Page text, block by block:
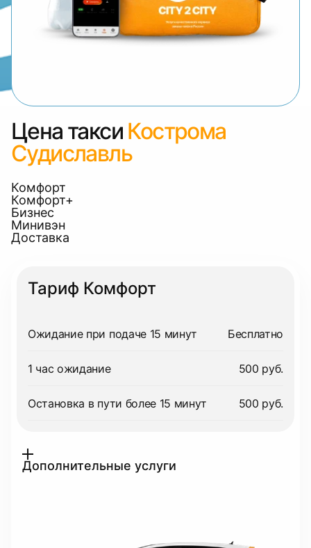
Цена такси Кострома
Судиславль
Комфорт
Комфорт+
Бизнес
Минивэн
Доставка
Тариф Комфорт
Ожидание при подаче 15 минут Бесплатно
1 час ожидание 500 руб.
Остановка в пути более 15 минут 500 руб.
Дополнительные услуги